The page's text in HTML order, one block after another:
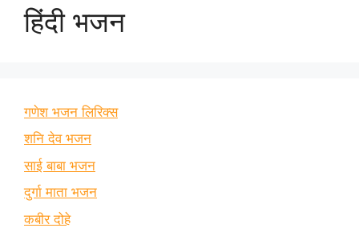
हिंदी भजन
गणेश भजन लिरिक्स
शनि देव भजन
साई बाबा भजन
दुर्गा माता भजन
कबीर दोहे